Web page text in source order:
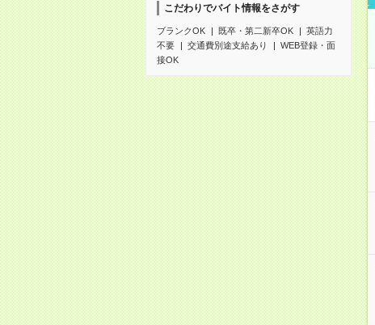
こだわりでバイト情報をさがす
ブランクOK 既卒・第二新卒OK
英語力
不要
交通費別途支給あり
WEB登録・面
接OK